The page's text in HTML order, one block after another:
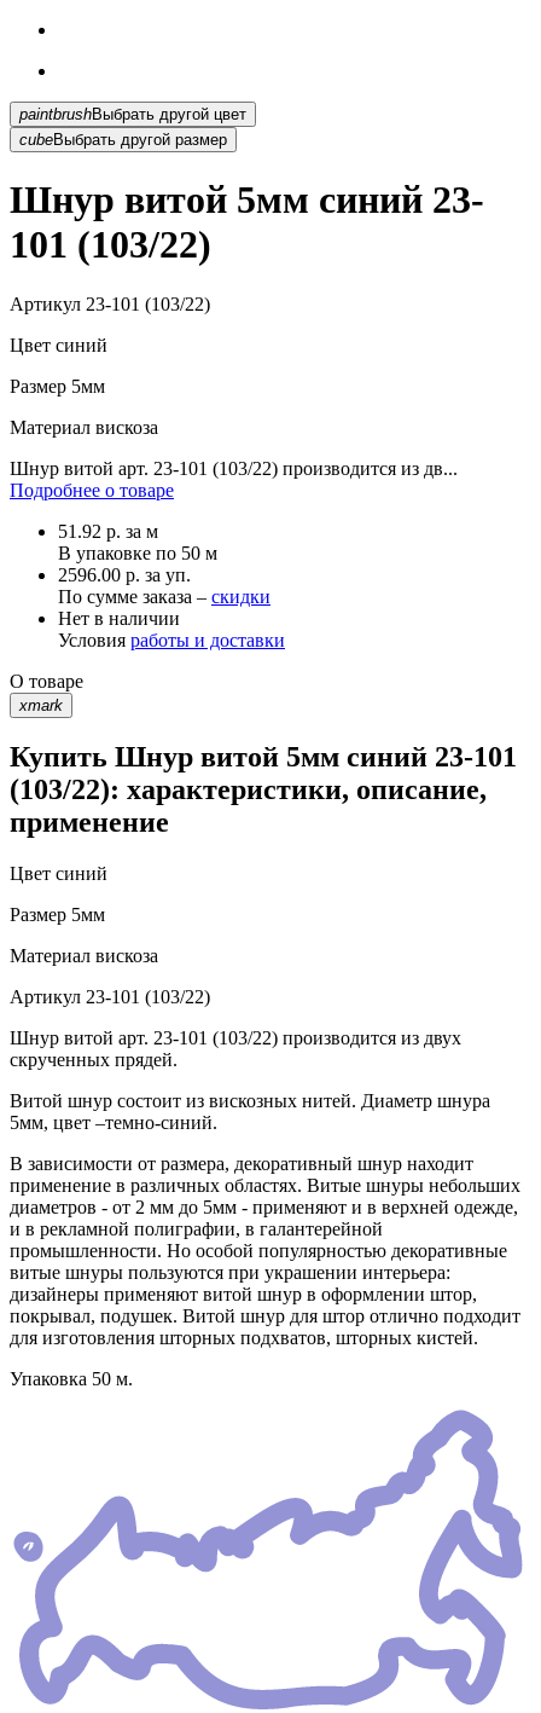
paintbrush
Выбрать другой цвет
cubeВыбрать другой размер
Шнур витой 5мм синий 23-
101 (103/22)
Артикул 23-101 (103/22)
Цвет синий
Размер 5мм
Материал вискоза
Шнур витой арт. 23-101 (103/22) производится из дв...
Подробнее о товаре
51.92 р. за м
В упаковке по 50 м
2596.00 р. за уп.
По сумме заказа – скидки
Нет в наличии
Условия работы и доставки
О товаре
xmark
Купить Шнур витой 5мм синий 23-101
(103/22): характеристики, описание,
применение
Цвет синий
Размер 5мм
Материал вискоза
Артикул 23-101 (103/22)
Шнур витой арт. 23-101 (103/22) производится из двух
скрученных прядей.
Витой шнур состоит из вискозных нитей. Диаметр шнура
5мм, цвет –темно-синий.
В зависимости от размера, декоративный шнур находит
применение в различных областях. Витые шнуры небольших
диаметров - от 2 мм до 5мм - применяют и в верхней одежде,
и в рекламной полиграфии, в галантерейной
промышленности. Но особой популярностью декоративные
витые шнуры пользуются при украшении интерьера:
дизайнеры применяют витой шнур в оформлении штор,
покрывал, подушек. Витой шнур для штор отлично подходит
для изготовления шторных подхватов, шторных кистей.
Упаковка 50 м.